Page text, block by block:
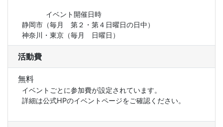
静岡市（毎月　第２・第４日曜日の日中）
神奈川・東京（毎月　日曜日）
活動費
無料
イベントごとに参加費が設定されています。
詳細は公式HPのイベントページをご確認ください。